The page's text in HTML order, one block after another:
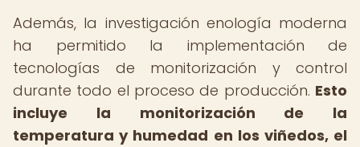
Además, la investigación enología moderna
ha permitido la implementación de
tecnologías de monitorización y control
durante todo el proceso de producción. Esto
incluye la monitorización de la
temperatura y humedad en los viñedos, el